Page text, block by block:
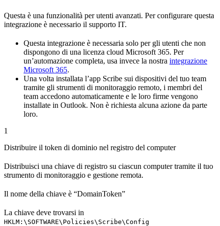
Questa è una funzionalità per utenti avanzati. Per configurare questa
integrazione è necessario il supporto IT.
Questa integrazione è necessaria solo per gli utenti che non
dispongono di una licenza cloud Microsoft 365. Per
un’automazione completa, usa invece la nostra integrazione
Microsoft 365.
Una volta installata l’app Scribe sui dispositivi del tuo team
tramite gli strumenti di monitoraggio remoto, i membri del
team accedono automaticamente e le loro firme vengono
installate in Outlook. Non è richiesta alcuna azione da parte
loro.
1
Distribuire il token di dominio nel registro del computer
Distribuisci una chiave di registro su ciascun computer tramite il tuo
strumento di monitoraggio e gestione remota.
Il nome della chiave è “DomainToken”
La chiave deve trovarsi in
HKLM:\SOFTWARE\Policies\Scribe\Config